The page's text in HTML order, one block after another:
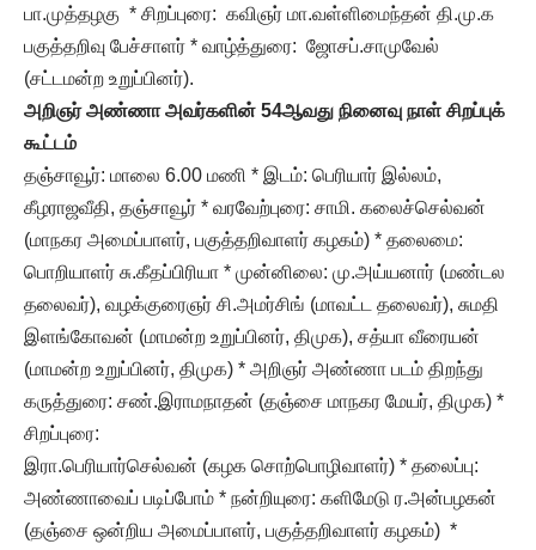
பா.முத்தழகு * சிறப்புரை: கவிஞர் மா.வள்ளிமைந்தன் தி.மு.க
பகுத்தறிவு பேச்சாளர் * வாழ்த்துரை: ஜோசப்.சாமுவேல்
(சட்டமன்ற உறுப்பினர்).
அறிஞர் அண்ணா அவர்களின் 54ஆவது நினைவு நாள் சிறப்புக்
கூட்டம்
தஞ்சாவூர்: மாலை 6.00 மணி * இடம்: பெரியார் இல்லம்,
கீழராஜவீதி, தஞ்சாவூர் * வரவேற்புரை: சாமி. கலைச்செல்வன்
(மாநகர அமைப்பாளர், பகுத்தறிவாளர் கழகம்) * தலைமை:
பொறியாளர் சு.கீதப்பிரியா * முன்னிலை: மு.அய்யனார் (மண்டல
தலைவர்), வழக்குரைஞர் சி.அமர்சிங் (மாவட்ட தலைவர்), சுமதி
இளங்கோவன் (மாமன்ற உறுப்பினர், திமுக), சத்யா வீரையன்
(மாமன்ற உறுப்பினர், திமுக) * அறிஞர் அண்ணா படம் திறந்து
கருத்துரை: சண்.இராமநாதன் (தஞ்சை மாநகர மேயர், திமுக) *
சிறப்புரை:
இரா.பெரியார்செல்வன் (கழக சொற்பொழிவாளர்) * தலைப்பு:
அண்ணாவைப் படிப்போம் * நன்றியுரை: களிமேடு ர.அன்பழகன்
(தஞ்சை ஒன்றிய அமைப்பாளர், பகுத்தறிவாளர் கழகம்) *